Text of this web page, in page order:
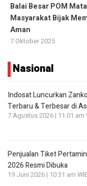
Balai Besar POM
Masyarakat Bijak
Aman
7 Oktober 2025
Nasional
Indosat Luncurkan
Terbaru & Terbesar di
7 Agustus 2026 | 11:01 am
Penjualan Tiket
2026 Resmi Dibuka
19 Juni 2026 | 10:31 am